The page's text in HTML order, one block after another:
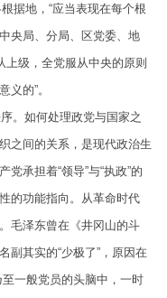
据地，“应当表现在每个根
央局、分局、区党委、地
上级，全党服从中央的原则
的”。
。如何处理政党与国家之
之间的关系，是现代政治生
承担着“领导”与“执政”的
的功能指向。从革命时代
毛泽东曾在《井冈山的斗
副其实的“少极了”，原因在
一般党员的头脑中，一时